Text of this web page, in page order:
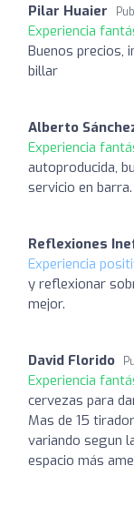
Pilar Huaier
Experiencia
Buenos precios,
billar
Alberto
Experiencia
autoproducida,
servicio en
Reflexiones
Experiencia
y reflexionar
mejor.
David Florido
Experiencia
cervezas para
Mas de 15
variando segun
espacio más